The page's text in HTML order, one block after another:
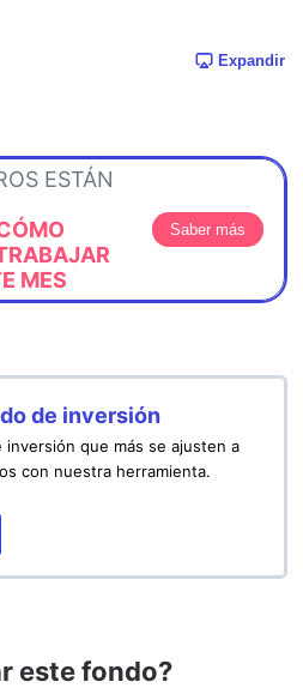
Expandir
ESTÁN
MES
Saber más
de inversión
inversión que más se ajusten a
con nuestra herramienta.
este fondo?